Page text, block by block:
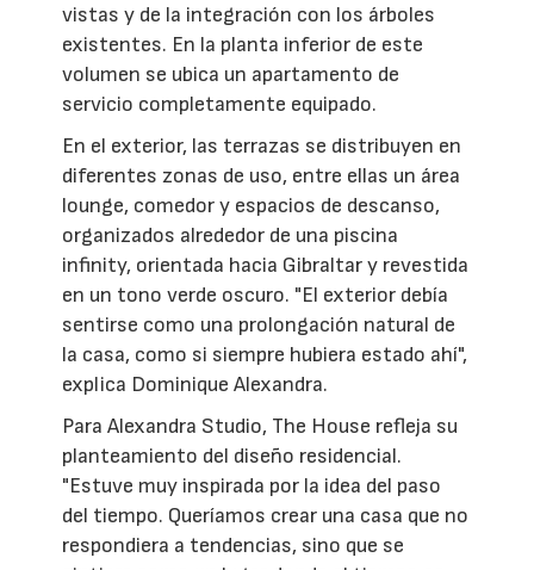
vistas y de la integración con los árboles
existentes. En la planta inferior de este
volumen se ubica un apartamento de
servicio completamente equipado.
En el exterior, las terrazas se distribuyen en
diferentes zonas de uso, entre ellas un área
lounge, comedor y espacios de descanso,
organizados alrededor de una piscina
infinity, orientada hacia Gibraltar y revestida
en un tono verde oscuro. "El exterior debía
sentirse como una prolongación natural de
la casa, como si siempre hubiera estado ahí",
explica Dominique Alexandra.
Para Alexandra Studio, The House refleja su
planteamiento del diseño residencial.
"Estuve muy inspirada por la idea del paso
del tiempo. Queríamos crear una casa que no
respondiera a tendencias, sino que se